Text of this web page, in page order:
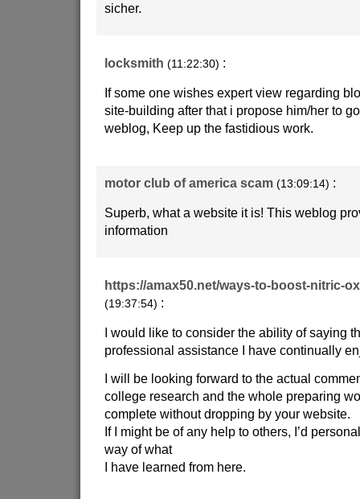
sicher.
locksmith (11:22:30) :
If some one wishes expert view regarding
site-building after that i propose him/her to
weblog, Keep up the fastidious work.
motor club of america scam (13:09:14) :
Superb, what a website it is! This weblog
information
https://amax50.net/ways-to-boost-nitric-
(19:37:54) :
I would like to consider the ability of saying
professional assistance I have continually
I will be looking forward to the actual
college research and the whole preparing
complete without dropping by your website.
If I might be of any help to others, I’d
way of what
I have learned from here.